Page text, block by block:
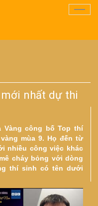
Điều
nhất dự thi
Vàng công bố Top thí
mùa 9. Họ đến từ
nhiều công việc khác
cháy bỏng với dòng
thí sinh có tên dưới